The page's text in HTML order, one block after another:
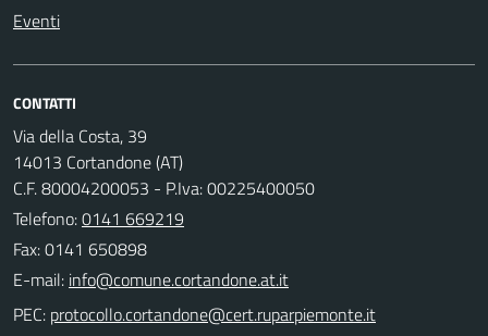
Eventi
CONTATTI
Via della Costa, 39
14013 Cortandone (AT)
C.F. 80004200053 - P.Iva: 00225400050
Telefono:0141 669219
Fax: 0141 650898
E-mail:
PEC: